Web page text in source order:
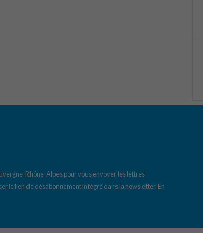
Rhône-Alpes pour vous envoyer les lettres
le lien de désabonnement intégré dans la newsletter. En